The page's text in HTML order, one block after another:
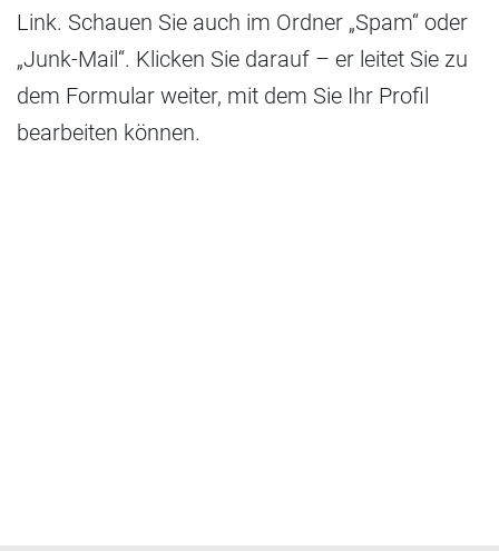
Link. Schauen Sie auch im Ordner „Spam“ oder
„Junk-Mail“. Klicken Sie darauf – er leitet Sie zu
dem Formular weiter, mit dem Sie Ihr Profil
bearbeiten können.